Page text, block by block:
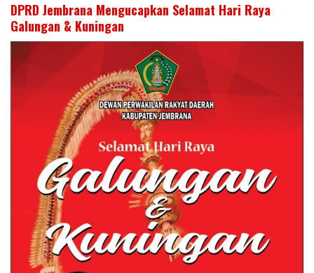
DPRD Jembrana Mengucapkan Selamat Hari Raya
Galungan & Kuningan